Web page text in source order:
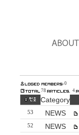
0
78
4
Category
53 NEWS
52 NEWS